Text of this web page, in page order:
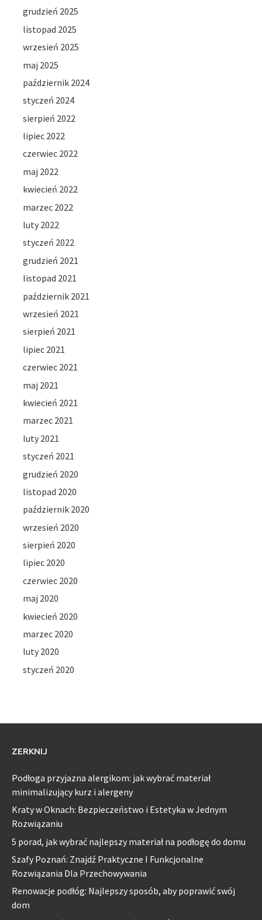
grudzień 2025
listopad 2025
wrzesień 2025
maj 2025
październik 2024
styczeń 2024
sierpień 2022
lipiec 2022
czerwiec 2022
maj 2022
kwiecień 2022
marzec 2022
luty 2022
styczeń 2022
grudzień 2021
listopad 2021
październik 2021
wrzesień 2021
sierpień 2021
lipiec 2021
czerwiec 2021
maj 2021
kwiecień 2021
marzec 2021
luty 2021
styczeń 2021
grudzień 2020
listopad 2020
październik 2020
wrzesień 2020
sierpień 2020
lipiec 2020
czerwiec 2020
maj 2020
kwiecień 2020
marzec 2020
luty 2020
styczeń 2020
ZERKNIJ
Podłoga przyjazna alergikom: jak wybrać materiał
minimalizujący kurz i alergeny
Kraty w Oknach: Bezpieczeństwo i Estetyka w Jednym
Rozwiązaniu
5 porad, jak wybrać najlepszy materiał na podłogę do domu
Szafy Poznań: Znajdź Praktyczne I Funkcjonalne
Rozwiązania Dla Przechowywania
Renowacje podłóg: Najlepszy sposób, aby poprawić swój
dom